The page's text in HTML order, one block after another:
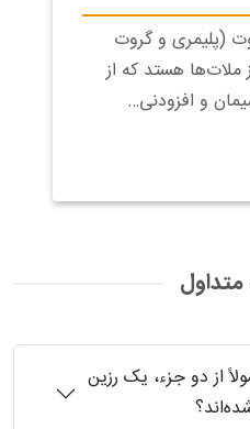
(پلیمری و گروت
ملات‌ها هستد که از
و افزودنی…
از دو جزء، یک رزین